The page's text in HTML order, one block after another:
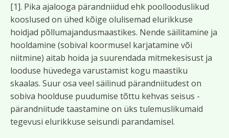
[1]. Pika ajalooga pärandniidud ehk poollooduslikud
kooslused on ühed kõige olulisemad elurikkuse
hoidjad põllumajandusmaastikes. Nende säilitamine ja
hooldamine (sobival koormusel karjatamine või
niitmine) aitab hoida ja suurendada mitmekesisust ja
looduse hüvedega varustamist kogu maastiku
skaalas. Suur osa veel säilinud pärandniitudest on
sobiva hoolduse puudumise tõttu kehvas seisus -
pärandniitude taastamine on üks tulemuslikumaid
tegevusi elurikkuse seisundi parandamisel.